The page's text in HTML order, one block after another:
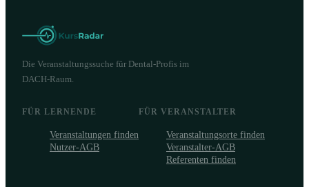
Die Veranstaltungssuche für Dental-Profis im
DACH-Raum.
FÜR LERNENDE
Veranstaltungen finden
Nutzer-AGB
FÜR VERANSTALTER
Veranstaltungsorte finden
Veranstalter-AGB
Referenten finden